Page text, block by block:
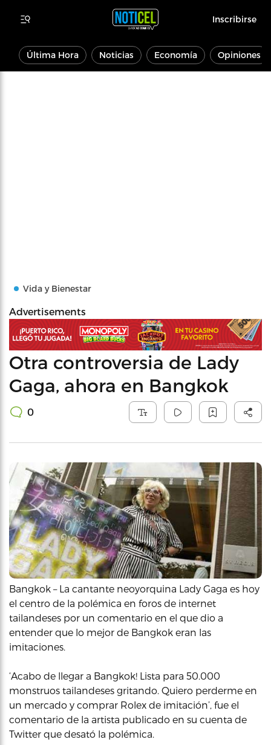
Inscribirse
Última Hora Noticias Economía Opiniones
Vida y Bienestar
Advertisements
Otra controversia de Lady
Gaga, ahora en Bangkok
0
Bangkok – La cantante neoyorquina Lady Gaga es hoy
el centro de la polémica en foros de internet
tailandeses por un comentario en el que dio a
entender que lo mejor de Bangkok eran las
imitaciones.
‘Acabo de llegar a Bangkok! Lista para 50.000
monstruos tailandeses gritando. Quiero perderme en
un mercado y comprar Rolex de imitación’, fue el
comentario de la artista publicado en su cuenta de
Twitter que desató la polémica.